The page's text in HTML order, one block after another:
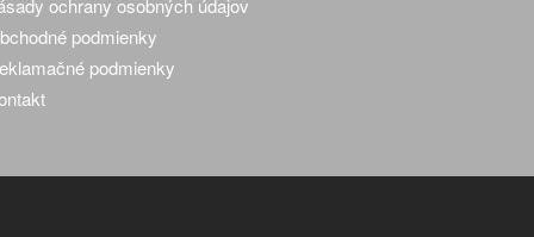
ochrany osobných údajov
podmienky
podmienky